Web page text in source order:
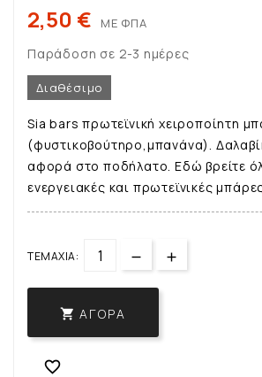
2,50 € ΜΕ ΦΠΑ
Παράδοση σε 2-3 ημέρες
Διαθέσιμο
Sia bars πρωτεϊνική χειροποίητη
(φυστικοβούτηρο,μπανάνα).
αφορά στο ποδήλατο. Εδώ βρείτε
ενεργειακές και πρωτεϊνικές
ΤΕΜΆΧΙΑ:
 ΑΓΟΡΆ
